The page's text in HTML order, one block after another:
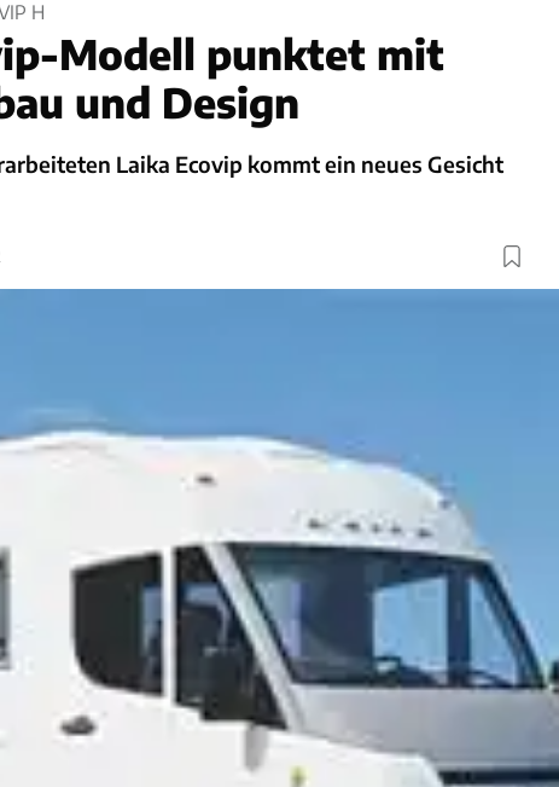
H
Modell punktet mit
und Design
Laika Ecovip kommt ein neues Gesicht